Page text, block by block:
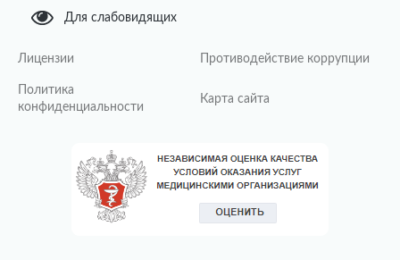
Для слабовидящих
Лицензии Противодействие коррупции
Политика
конфиденциальности
Карта сайта